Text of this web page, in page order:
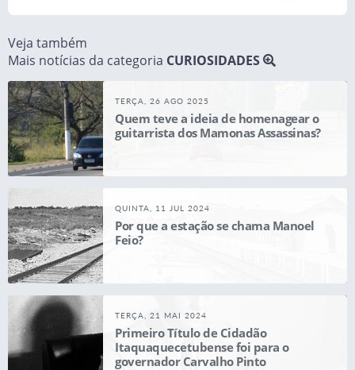
Veja também
Mais notícias da categoria CURIOSIDADES
TERÇA, 26 AGO 2025
Quem teve a ideia de homenagear o
guitarrista dos Mamonas Assassinas?
QUINTA, 11 JUL 2024
Por que a estação se chama Manoel
Feio?
TERÇA, 21 MAI 2024
Primeiro Título de Cidadão
Itaquaquecetubense foi para o
governador Carvalho Pinto